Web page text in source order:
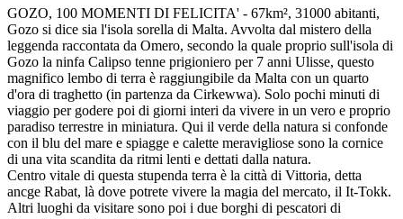
GOZO, 100 MOMENTI DI FELICITA' - 67km², 31000 abitanti,
Gozo si dice sia l'isola sorella di Malta. Avvolta dal mistero della
leggenda raccontata da Omero, secondo la quale proprio sull'isola di
Gozo la ninfa Calipso tenne prigioniero per 7 anni Ulisse, questo
magnifico lembo di terra è raggiungibile da Malta con un quarto
d'ora di traghetto (in partenza da Cirkewwa). Solo pochi minuti di
viaggio per godere poi di giorni interi da vivere in un vero e proprio
paradiso terrestre in miniatura. Qui il verde della natura si confonde
con il blu del mare e spiagge e calette meravigliose sono la cornice
di una vita scandita da ritmi lenti e dettati dalla natura.
Centro vitale di questa stupenda terra è la città di Vittoria, detta
ancge Rabat, là dove potrete vivere la magia del mercato, il It-Tokk.
Altri luoghi da visitare sono poi i due borghi di pescatori di